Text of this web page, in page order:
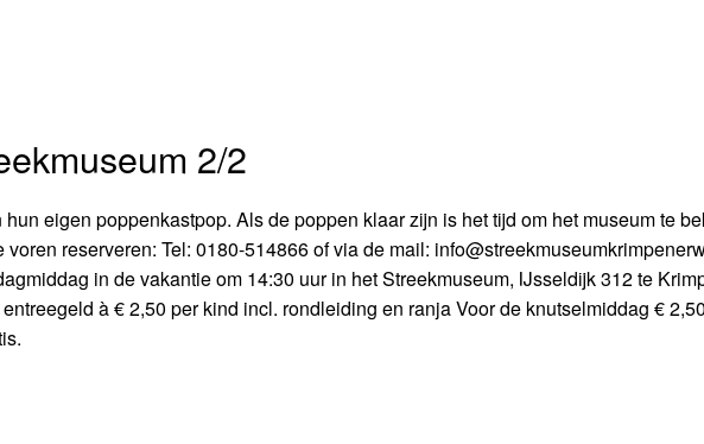
2/2
eigen poppenkastpop. Als de poppen klaar zijn is het tijd om het museum te
reserveren: Tel: 0180-514866 of via de mail:
in de vakantie om 14:30 uur in het Streekmuseum, IJsseldijk 312 te
à € 2,50 per kind incl. rondleiding en ranja Voor de knutselmiddag €